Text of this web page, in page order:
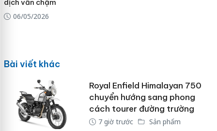
dịch vẫn chậm
06/05/2026
Bài viết khác
Royal Enfield Himalayan 750
chuyển hướng sang phong
cách tourer đường trường
7 giờ trước Sản phẩm